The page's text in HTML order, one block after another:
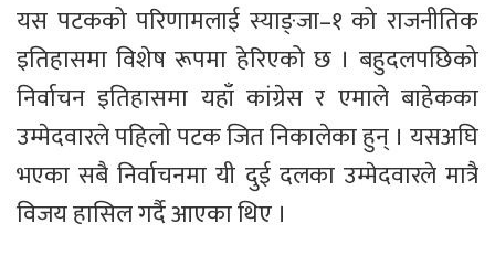
यस पटकको परिणामलाई स्याङ्जा–१ को राजनीतिक
इतिहासमा विशेष रूपमा हेरिएको छ । बहुदलपछिको
निर्वाचन इतिहासमा यहाँ कांग्रेस र एमाले बाहेकका
उम्मेदवारले पहिलो पटक जित निकालेका हुन् । यसअघि
भएका सबै निर्वाचनमा यी दुई दलका उम्मेदवारले मात्रै
विजय हासिल गर्दै आएका थिए ।